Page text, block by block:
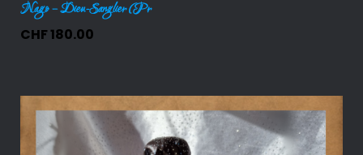
Nago – Dieu-Sanglier (Pr
CHF180.00